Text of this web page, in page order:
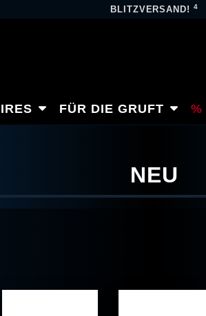
BLITZVERSAND!4
FÜR DIE GRUFT
NEU